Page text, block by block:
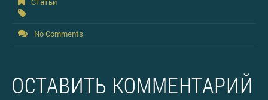
No Comments
ОСТАВИТЬ КОММЕНТАРИЙ